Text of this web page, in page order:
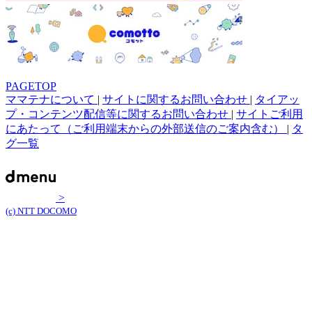
PAGETOP
ママテナについて | サイトに関するお問い合わせ | タイアッ
プ・コンテンツ配信等に関するお問い合わせ | サイトご利用
にあたって（ご利用端末からの外部送信のご案内含む） | タ
グ一覧
>
(c) NTT DOCOMO